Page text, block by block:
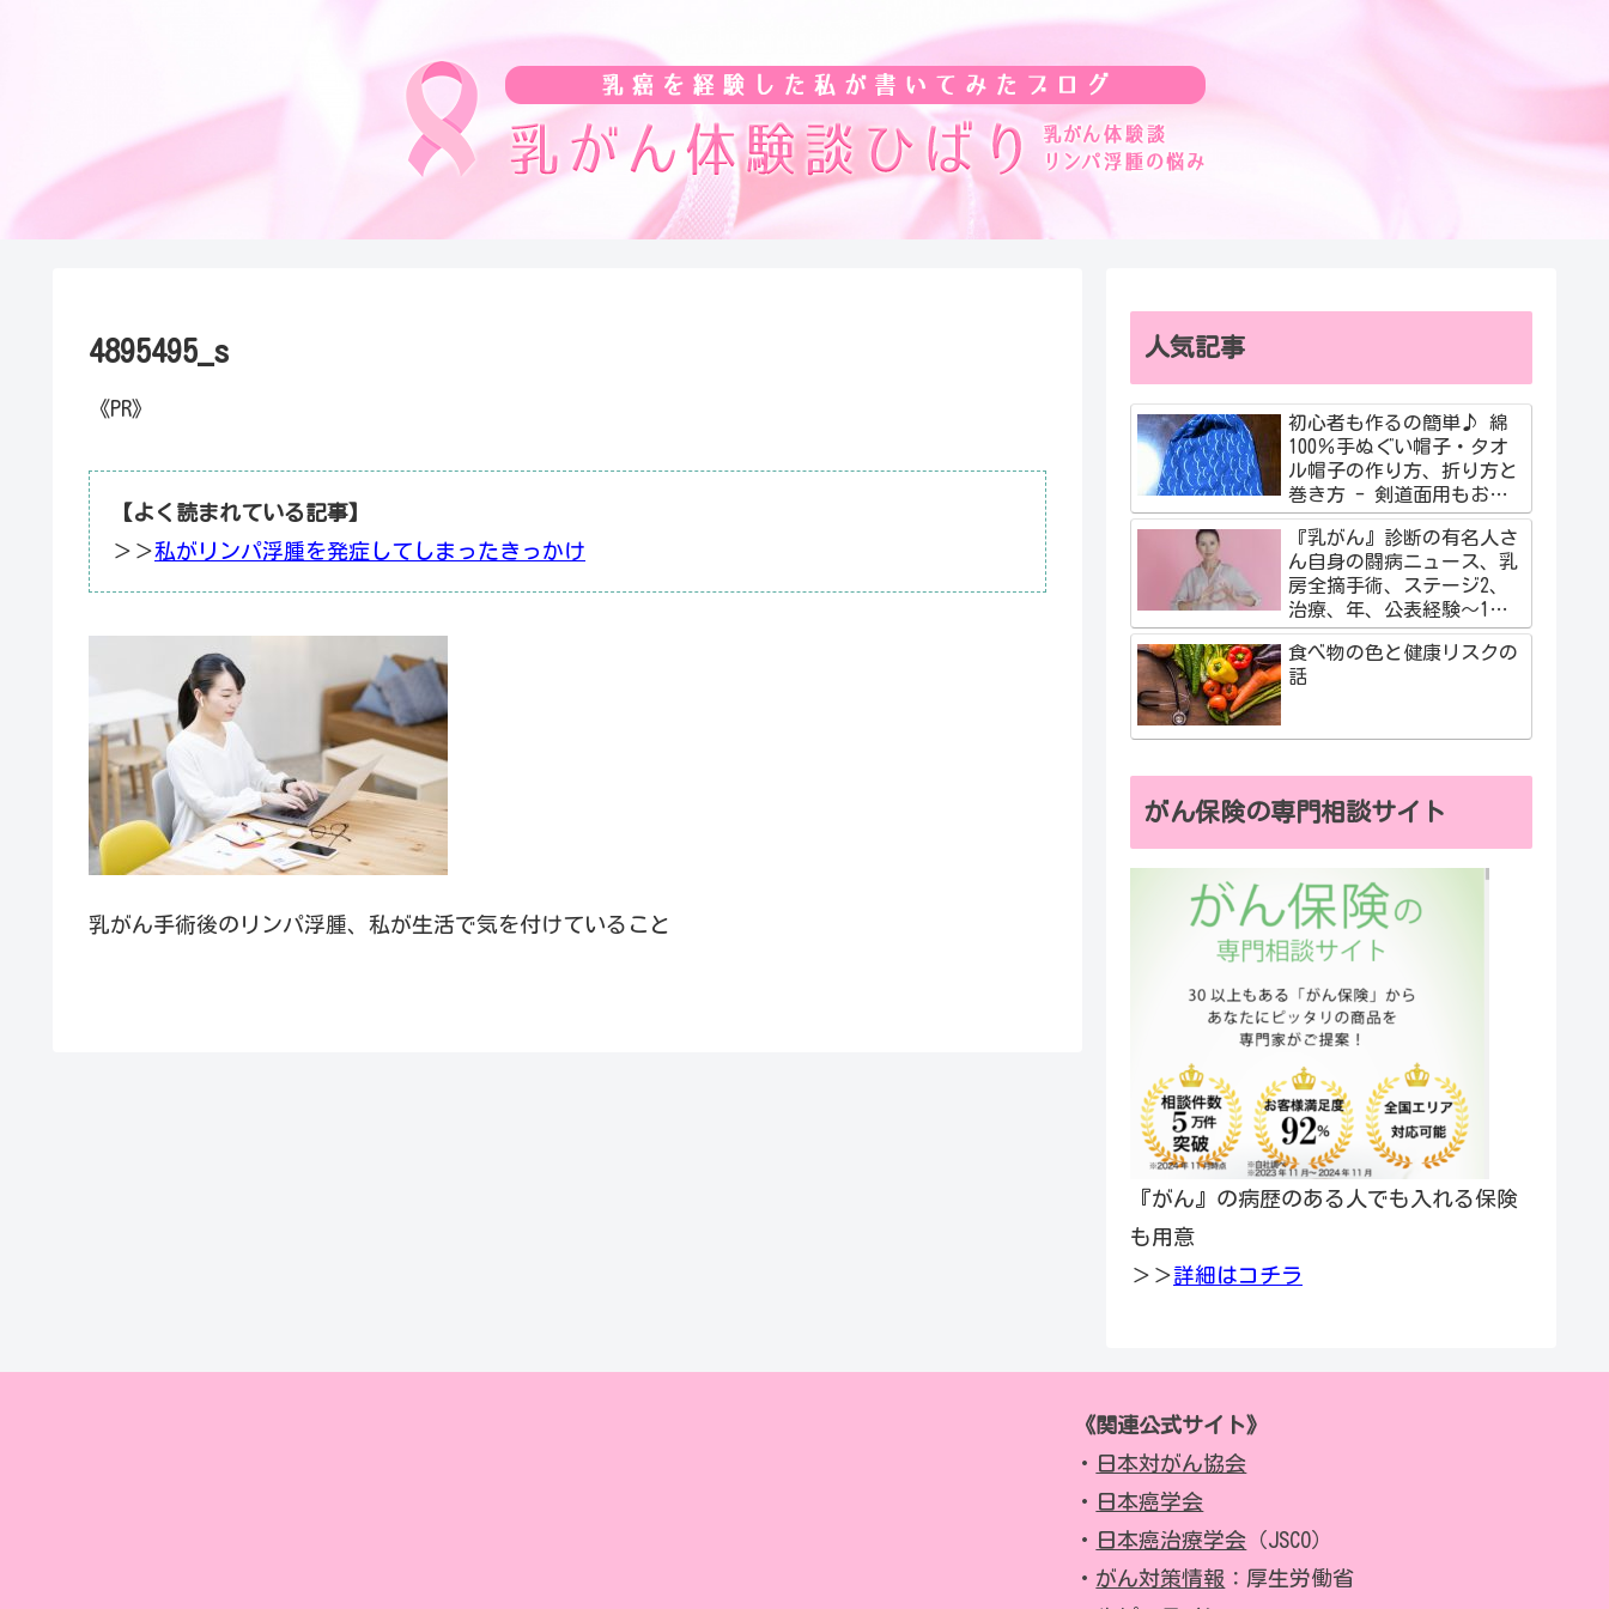
4895495_s
《PR》
【よく読まれている記事】
＞＞私がリンパ浮腫を発症してしまったきっかけ
乳がん手術後のリンパ浮腫、私が生活で気を付けていること
人気記事
初心者も作るの簡単♪ 綿
100％手ぬぐい帽子・タオ
ル帽子の作り方、折り方と
巻き方 - 剣道面用もおす
すめ！簡単動画も紹介
『乳がん』診断の有名人さ
ん自身の闘病ニュース、乳
房全摘手術、ステージ2、
治療、年、公表経験～1度
だけの人生、自分の気づき
食べ物の色と健康リスクの
話
がん保険の専門相談サイト
『がん』の病歴のある人でも入れる保険
も用意
＞＞詳細はコチラ
《関連公式サイト》
・ 日本対がん協会
・ 日本癌学会
・ 日本癌治療学会 （JSCO）
・ がん対策情報 ：厚生労働省